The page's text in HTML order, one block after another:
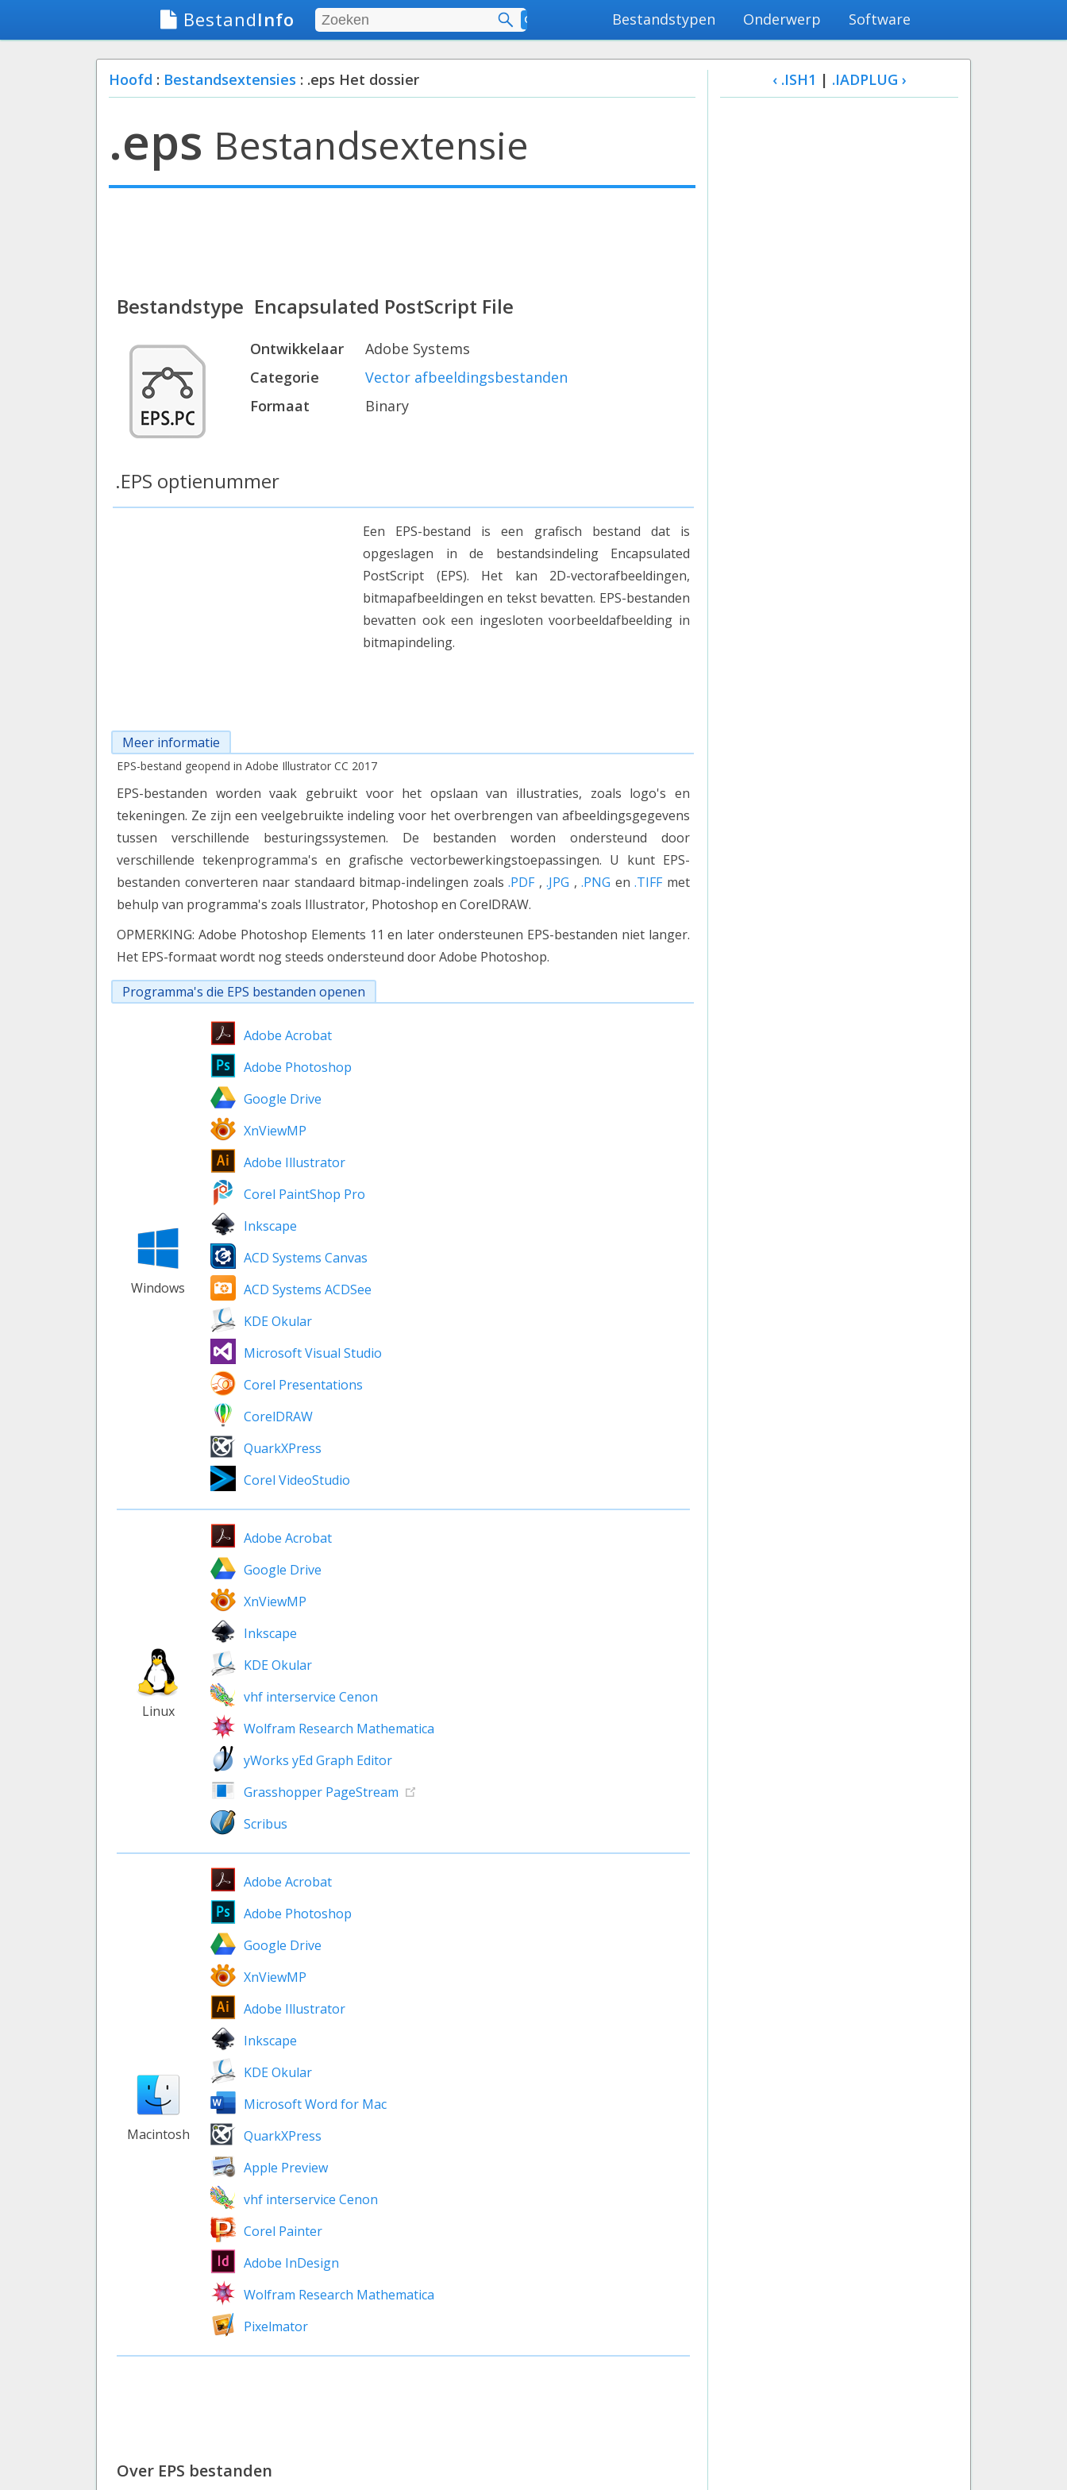
BestandInfo Geavanceerd zoekenBestandstypen Onderwerp Software
Hoofd : Bestandsextensies : .eps Het dossier
.eps Bestandsextensie
Bestandstype Encapsulated PostScript File
Ontwikkelaar
Adobe Systems
Categorie
Vector afbeeldingsbestanden
Formaat
Binary
.EPS optienummer
Een EPS-bestand is een grafisch bestand dat is
opgeslagen in de bestandsindeling Encapsulated
PostScript (EPS). Het kan 2D-vectorafbeeldingen,
bitmapafbeeldingen en tekst bevatten. EPS-bestanden
bevatten ook een ingesloten voorbeeldafbeelding in
bitmapindeling.
Meer informatie
EPS-bestand geopend in Adobe Illustrator CC 2017
EPS-bestanden worden vaak gebruikt voor het opslaan van illustraties, zoals logo's en
tekeningen. Ze zijn een veelgebruikte indeling voor het overbrengen van afbeeldingsgegevens
tussen verschillende besturingssystemen. De bestanden worden ondersteund door
verschillende tekenprogramma's en grafische vectorbewerkingstoepassingen. U kunt EPS-
bestanden converteren naar standaard bitmap-indelingen zoals.PDF,.JPG ,.PNG en.TIFFmet
behulp van programma's zoals Illustrator, Photoshop en CorelDRAW.
OPMERKING: Adobe Photoshop Elements 11 en later ondersteunen EPS-bestanden niet langer.
Het EPS-formaat wordt nog steeds ondersteund door Adobe Photoshop.
Programma's die EPS bestanden openen
Windows
Adobe Acrobat
Adobe Photoshop
Google Drive
XnViewMP
Adobe Illustrator
Corel PaintShop Pro
Inkscape
ACD Systems Canvas
ACD Systems ACDSee
KDE Okular
Microsoft Visual Studio
Corel Presentations
CorelDRAW
QuarkXPress
Corel VideoStudio
Linux
Adobe Acrobat
Google Drive
XnViewMP
Inkscape
KDE Okular
vhf interservice Cenon
Wolfram Research Mathematica
yWorks yEd Graph Editor
Grasshopper PageStream
Scribus
Macintosh
Adobe Acrobat
Adobe Photoshop
Google Drive
XnViewMP
Adobe Illustrator
Inkscape
KDE Okular
Microsoft Word for Mac
QuarkXPress
Apple Preview
vhf interservice Cenon
Corel Painter
Adobe InDesign
Wolfram Research Mathematica
Pixelmator
Over EPS bestanden
‹ .ISH1 | .IADPLUG ›